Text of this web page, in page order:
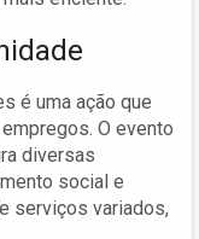
é uma ação que
O evento
diversas
social e
serviços variados,